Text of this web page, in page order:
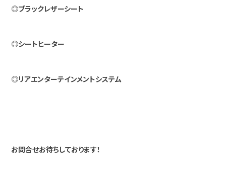
◎ブラックレザーシート
◎シートヒーター
◎リアエンターテインメントシステム
お問合せお待ちしております！